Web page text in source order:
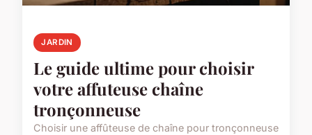
JARDIN
Le guide ultime pour choisir
votre affuteuse chaîne
tronçonneuse
Choisir une affûteuse de chaîne pour tronçonneuse